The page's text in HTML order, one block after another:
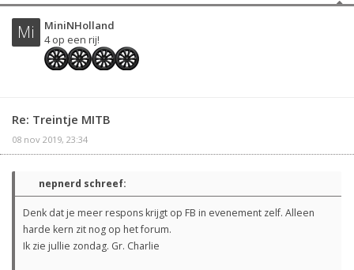
Mi
MiniNHolland
4 op een rij!
Re: Treintje MITB
08 nov 2019, 23:34
nepnerd schreef:
Denk dat je meer respons krijgt op FB in evenement zelf. Alleen
harde kern zit nog op het forum.
Ik zie jullie zondag. Gr. Charlie